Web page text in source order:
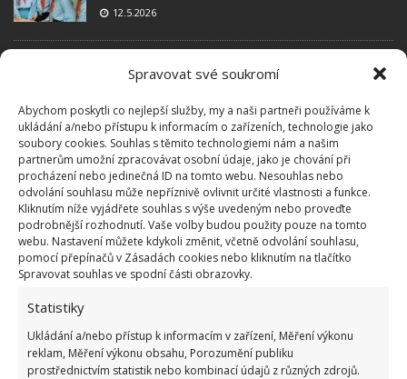
Spravovat své soukromí
Abychom poskytli co nejlepší služby, my a naši partneři používáme k
ukládání a/nebo přístupu k informacím o zařízeních, technologie jako
soubory cookies. Souhlas s těmito technologiemi nám a našim
partnerům umožní zpracovávat osobní údaje, jako je chování při
procházení nebo jedinečná ID na tomto webu. Nesouhlas nebo
odvolání souhlasu může nepříznivě ovlivnit určité vlastnosti a funkce.
Kliknutím níže vyjádřete souhlas s výše uvedeným nebo proveďte
podrobnější rozhodnutí. Vaše volby budou použity pouze na tomto
webu. Nastavení můžete kdykoli změnit, včetně odvolání souhlasu,
pomocí přepínačů v Zásadách cookies nebo kliknutím na tlačítko
Spravovat souhlas ve spodní části obrazovky.
Statistiky
Ukládání a/nebo přístup k informacím v zařízení, Měření výkonu
reklam, Měření výkonu obsahu, Porozumění publiku
prostřednictvím statistik nebo kombinací údajů z různých zdrojů.
12.5.2026
Test znalostí o každodenní realitě za
komunismu: 10 retro otázek ukáže, kdo má
23.6.2026
Retro kvíz o oblíbených autech v dobách
socialismu: Tehdejší řidiči musí získat 10 z 10
bodů
6.5.2026
ŽHAVÉ NOVINKY